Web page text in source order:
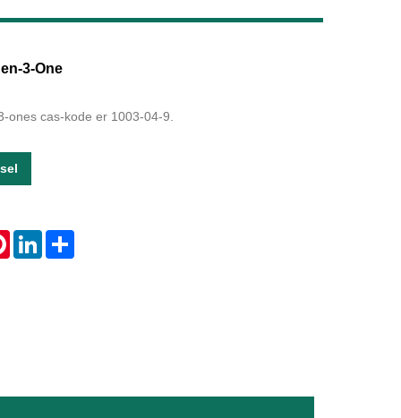
3-One
ones cas-kode er 1003-04-9.
PinterestLinkedInShare